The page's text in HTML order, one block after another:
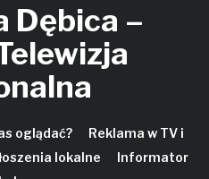
Dębica –
oglądać?
Reklama w TV i
lokalne
Informator